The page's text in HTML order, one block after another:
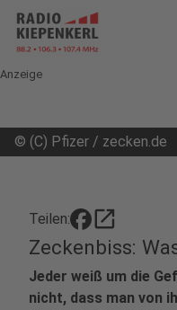
Anzeige
© (C) Pfizer / zecken.de
Teilen: open_in_new
Zeckenbiss:
Jeder weiß um die
nicht, dass man von